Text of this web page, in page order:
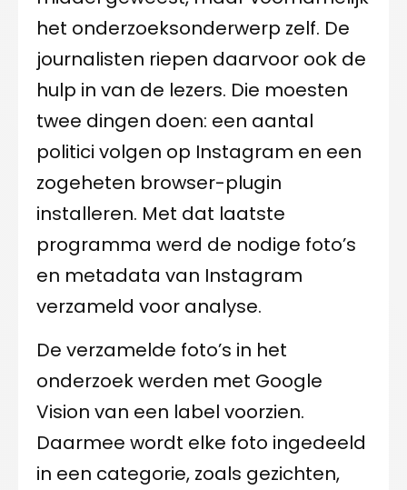
het onderzoeksonderwerp zelf. De
journalisten riepen daarvoor ook de
hulp in van de lezers. Die moesten
twee dingen doen: een aantal
politici volgen op Instagram en een
zogeheten browser-plugin
installeren. Met dat laatste
programma werd de nodige foto’s
en metadata van Instagram
verzameld voor analyse.
De verzamelde foto’s in het
onderzoek werden met Google
Vision van een label voorzien.
Daarmee wordt elke foto ingedeeld
in een categorie, zoals gezichten,